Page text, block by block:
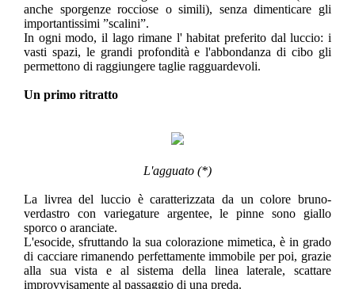
anche sporgenze rocciose o simili), senza dimenticare gli
importantissimi ”scalini”.
In ogni modo, il lago rimane l' habitat preferito dal luccio: i
vasti spazi, le grandi profondità e l'abbondanza di cibo gli
permettono di raggiungere taglie ragguardevoli.
Un primo ritratto
L'agguato (*)
La livrea del luccio è caratterizzata da un colore bruno-
verdastro con variegature argentee, le pinne sono giallo
sporco o aranciate.
L'esocide, sfruttando la sua colorazione mimetica, è in grado
di cacciare rimanendo perfettamente immobile per poi, grazie
alla sua vista e al sistema della linea laterale, scattare
improvvisamente al passaggio di una preda.